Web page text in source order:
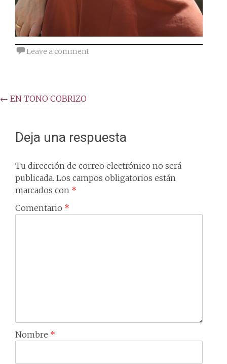
Leave a comment
Post
← EN TONO COBRIZO
Deja una respuesta
Tu dirección de correo electrónico no será
publicada. Los campos obligatorios están
marcados con *
Comentario *
Nombre *